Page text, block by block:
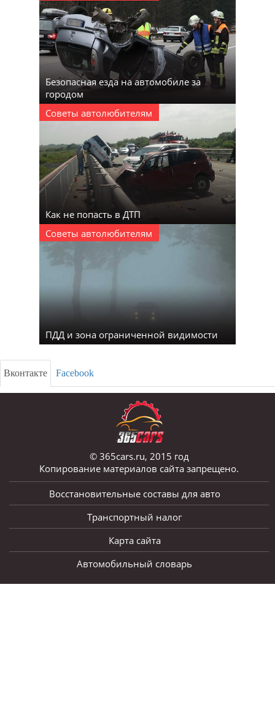
Безопасная езда на автомобиле за
городом
Советы автолюбителям
Как не попасть в ДТП
Советы автолюбителям
ПДД и зона ограниченной видимости
Вконтакте Facebook
© 365cars.ru, 2015 год
Копирование материалов сайта запрещено.
Восстановительные составы для авто
Транспортный налог
Карта сайта
Автомобильный словарь